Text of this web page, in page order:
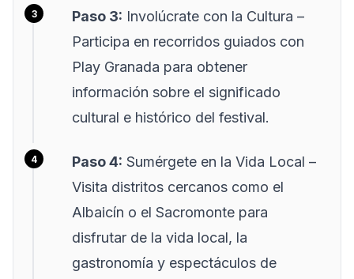
Paso 3: Involúcrate con la Cultura –
Participa en recorridos guiados con
Play Granada para obtener
información sobre el significado
cultural e histórico del festival.
Paso 4: Sumérgete en la Vida Local –
Visita distritos cercanos como el
Albaicín o el Sacromonte para
disfrutar de la vida local, la
gastronomía y espectáculos de